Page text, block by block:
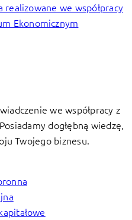
realizowane we współpracy
Ekonomicznym
we współpracy z
dogłębną wiedzę,
Twojego biznesu.